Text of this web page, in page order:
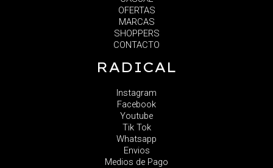
OFERTAS
MARCAS
SHOPPERS
CONTACTO
RADICAL
Instagram
Facebook
Youtube
Tik Tok
Whatsapp
Envios
Medios de Pago